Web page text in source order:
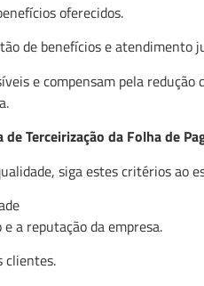
oferecidos.
de benefícios e atendimento
e compensam pela
Terceirização da Folha de
siga estes critérios ao
a reputação da empresa.
clientes.